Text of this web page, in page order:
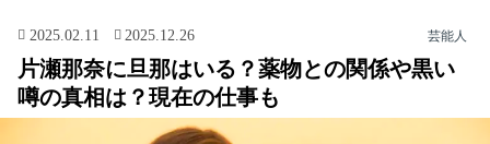
芸能人
2025.02.11 2025.12.26
片瀬那奈に旦那はいる？薬物との関係や黒い
噂の真相は？現在の仕事も